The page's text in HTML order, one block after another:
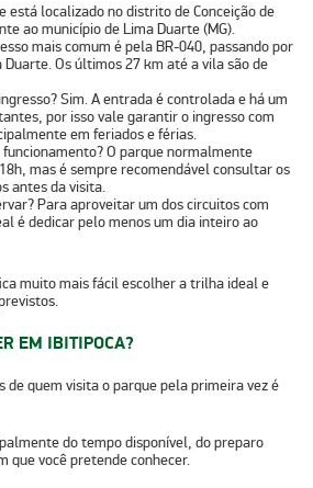
está localizado no distrito deConceição de
ao município de Lima Duarte (MG).
mais comum é pelaBR-040, passando por
Duarte. Os últimos27 km até a vila são de
Sim. A entrada é controlada e há um
por isso vale garantir o ingresso com
em feriados e férias.
O parque normalmente
, mas é sempre recomendável consultar os
antes da visita.
Para aproveitar um dos circuitos com
é dedicar pelo menos um dia inteiro ao
muito mais fácil escolher a trilha ideal e
EM IBITIPOCA?
de quem visita o parque pela primeira vez é
do tempo disponível, do preparo
que você pretende conhecer.